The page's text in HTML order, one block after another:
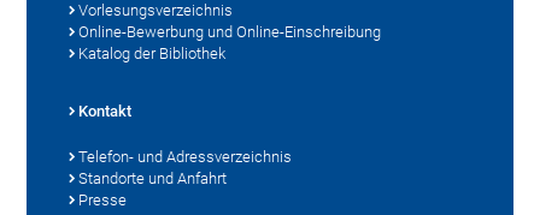
Vorlesungsverzeichnis
Online-Bewerbung und Online-Einschreibung
Katalog der Bibliothek
Kontakt
Telefon- und Adressverzeichnis
Standorte und Anfahrt
Presse